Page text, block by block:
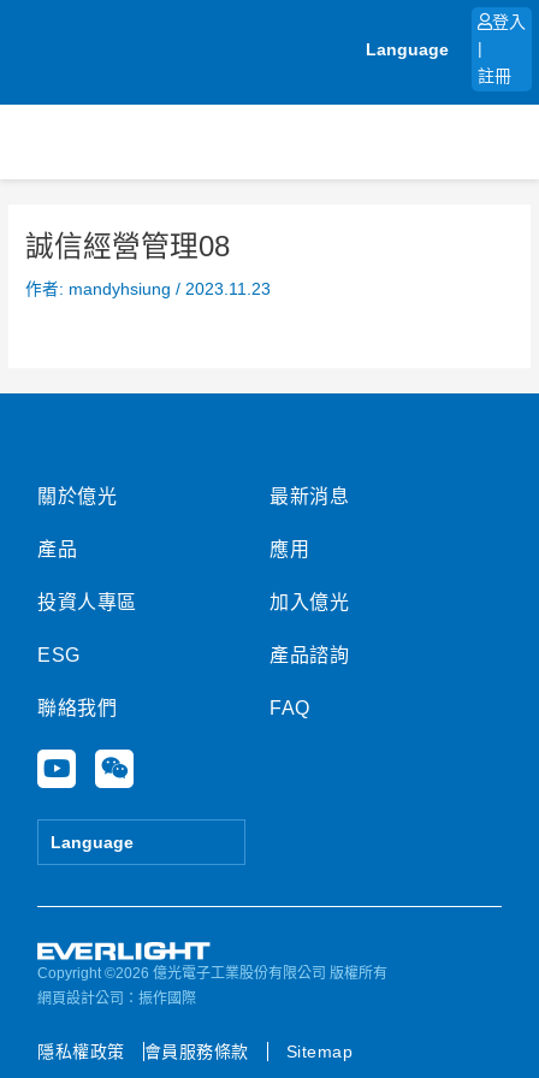
Language
登入
註冊
誠信經營管理08
作者: mandyhsiung/ 2023.11.23
關於億光
產品
投資人專區
ESG
聯絡我們
Y
o
u
e
W
e
i
Language
最新消息
應用
加入億光
產品諮詢
FAQ
Copyright ©2026 億光電子工業股份有限公司 版權所有
網頁設計公司 ：振作國際
隱私權政策 會員服務條款 Sitemap